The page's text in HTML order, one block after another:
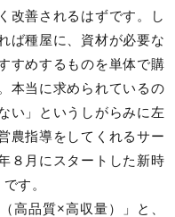
改善されるはずです。し
ば種屋に、資材が必要な
すめするものを単体で購
本当に求められているの
い」というしがらみに左
農指導をしてくれるサー
８月にスタートした新時
す。
高品質×高収量）」と、